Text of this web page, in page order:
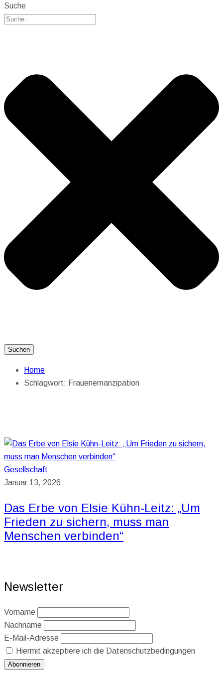
Suche
Suchen
Home
Schlagwort: Frauenemanzipation
Gesellschaft
Januar 13, 2026
Das Erbe von Elsie Kühn-Leitz: „Um
Frieden zu sichern, muss man
Menschen verbinden“
Newsletter
Vorname
Nachname
E-Mail-Adresse
Hiermit akzeptiere ich die Datenschutzbedingungen